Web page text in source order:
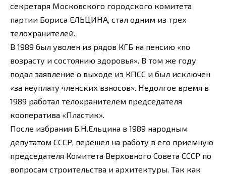
секретаря Московского городского комитета
партии Бориса ЕЛЬЦИНА, стал одним из трех
телохранителей.
В 1989 был уволен из рядов КГБ на пенсию «по
возрасту и состоянию здоровья». В том же году
подал заявление о выходе из КПСС и был исключен
«за неуплату членских взносов». Недолгое время в
1989 работал телохранителем председателя
кооператива «Пластик».
После избрания Б.Н.Ельцина в 1989 народным
депутатом СССР, перешел на работу в его приемную
председателя Комитета Верховного Совета СССР по
вопросам строительства и архитектуры. Так как